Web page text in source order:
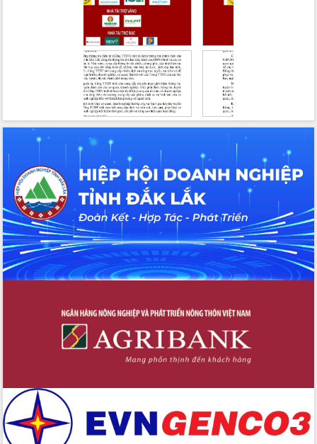
nội trú liên cấp tiểu học và THCS xã Ia
Phó Thủ tướng Chính phủ Mai Văn
Chính chia sẻ, động viên người dân
chịu ảnh hưởng nặng từ bão số 13
Chủ tịch UBND tỉnh kiểm tra công tác
phòng, chống bão số 13 tại các địa
Tập trung đẩy nhanh giải ngân nguồn
vốn các chương trình mục tiêu quốc
Xã Ea H'leo giữ vững và nâng cao chất
lượng các tiêu chí nông thôn mới
Công bố quyết định của Ban Thường
vụ Tỉnh ủy về công tác cán bộ
Nâng cao trách nhiệm người đứng
đầu, phát huy tinh thần chủ động,
sáng tạo để đảm bảo tiến độ giải ngân
vốn đầu tư công năm 2025
thủ tục trực tuyến lấy sự hài lòng của
doanh nghiệp làm thước đo phục vụ
Đảm bảo công tác bầu cử triển khai
đúng tiến độ, quy trình theo luật định
tập huấn công tác khoa giáo năm 2025
Đắk Lắk hưởng ứng Ngày Pháp luật
Việt Nam 2025 và biểu dương 25 tập
thể, cá nhân tiêu biểu